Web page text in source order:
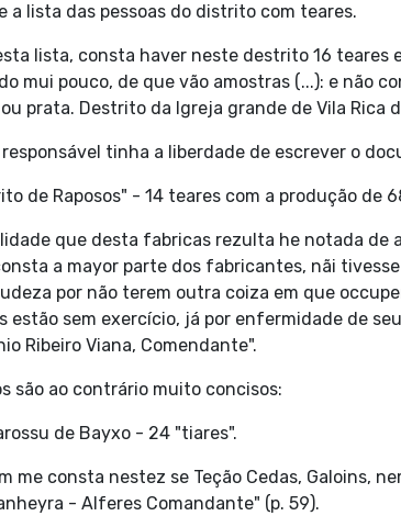
a lista das pessoas do distrito com teares.
lista, consta haver neste destrito 16 teares
mui pouco, de que vão amostras (...): e não
prata. Destrito da Igreja grande de Vila Rica
responsável tinha a liberdade de escrever o
de Raposos" - 14 teares com a produção de
que desta fabricas rezulta he notada de
a mayor parte dos fabricantes, nãi
por não terem outra coiza em que
estão sem exercício, já por enfermidade de
Ribeiro Viana, Comendante".
são ao contrário muito concisos:
de Bayxo - 24 "tiares".
me consta nestez se Teção Cedas, Galoins,
- Alferes Comandante" (p. 59).